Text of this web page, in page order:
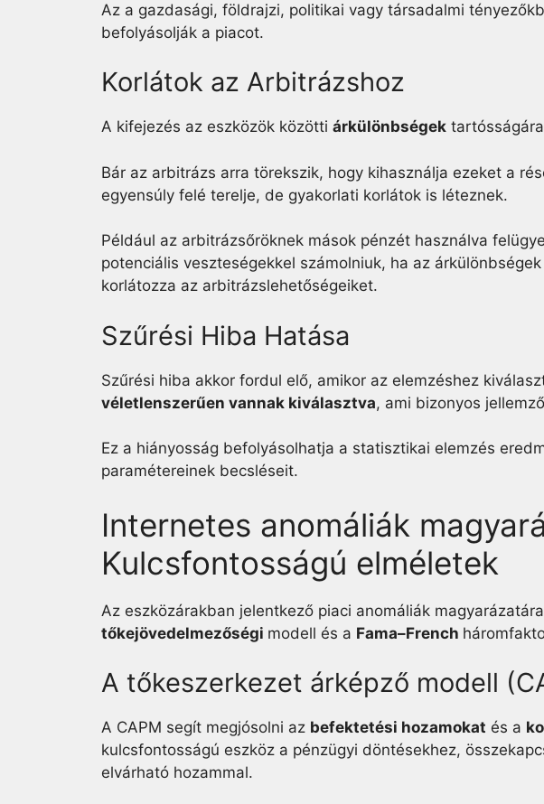
Az a gazdasági, földrajzi, politikai vagy társadalmi
befolyásolják a piacot.
Korlátok az Arbitrázshoz
A kifejezés az eszközök közötti árkülönbségek
Bár az arbitrázs arra törekszik, hogy kihasználja ezeket a
egyensúly felé terelje, de gyakorlati korlátok is léteznek.
Például az arbitrázsőröknek mások pénzét használva
potenciális veszteségekkel számolniuk, ha az
korlátozza az arbitrázslehetőségeiket.
Szűrési Hiba Hatása
Szűrési hiba akkor fordul elő, amikor az elemzéshez
véletlenszerűen vannak kiválasztva, ami bizonyos
Ez a hiányosság befolyásolhatja a statisztikai elemzés
paramétereinek becsléseit.
Internetes anomáliák
Kulcsfontosságú elméletek
Az eszközárakban jelentkező piaci anomáliák
tőkejövedelmezőségi modell és a Fama–French
A tőkeszerkezet árképző modell
A CAPM segít megjósolni az befektetési hozamokat és a
kulcsfontosságú eszköz a pénzügyi döntésekhez,
elvárható hozammal.